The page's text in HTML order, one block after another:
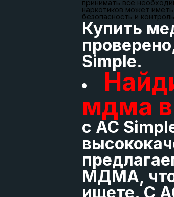
принимать все
наркотиков может
безопасность и
Купить
Simple.
мдма
с AC
МДМА,
ищете. С